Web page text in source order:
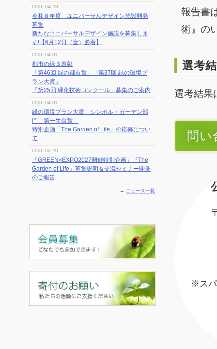
報告書
術』の
選考
選考結果
問い
※スパ
2026.04.28
令和８年度 ユニバーサルデザイン施設開発
募集
新たなユニバーサルデザイン施設を募集しま
す!【6月12日（金）必着】
2026.04.01
都市の緑３表彰
「第46回 緑の都市賞」「第37回 緑の環境プ
ラン大賞」
「第25回 緑化技術コンクール」募集のご案内
2026.04.01
緑の環境プラン大賞 シンボル・ガーデン部
門 第一生命賞
特別企画「The Garden of Life」の応募につい
て
2026.02.20
「GREEN×EXPO2027開催特別企画」『The
Garden of Life』募集説明＆交流セミナー開催
のご報告
→ ニュース一覧